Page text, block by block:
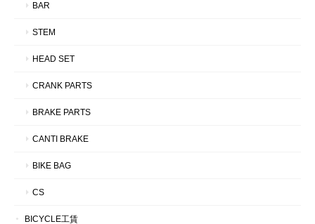
BAR
STEM
HEAD SET
CRANK PARTS
BRAKE PARTS
CANTI BRAKE
BIKE BAG
CS
BICYCLE工賃